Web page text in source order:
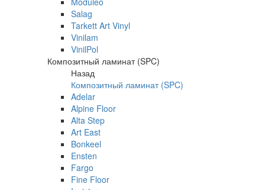
Salag
Tarkett Art Vinyl
Vinilam
VinilPol
Композитный ламинат (SPC)
Назад
Композитный ламинат (SPC)
Adelar
Alpine Floor
Alta Step
Art East
Bonkeel
Ensten
Fargo
Fine Floor